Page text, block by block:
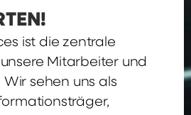
ist die zentrale
Mitarbeiter und
sehen uns als